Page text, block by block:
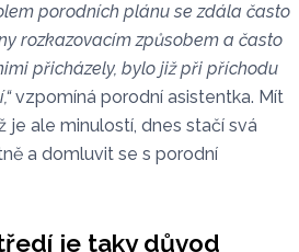
porodních plánu se zdála často
rozkazovacím způsobem a často
přicházely, bylo již při příchodu
vzpomíná porodní asistentka. Mít
je ale minulostí, dnes stačí svá
a domluvit se s porodní
je taky důvod